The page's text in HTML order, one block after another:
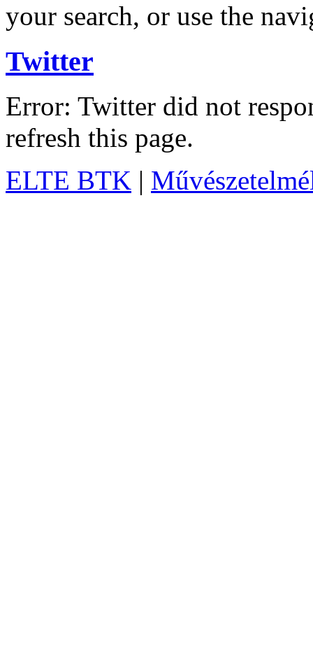
your search, or use the
Twitter
Error: Twitter did not
refresh this page.
ELTE BTK |